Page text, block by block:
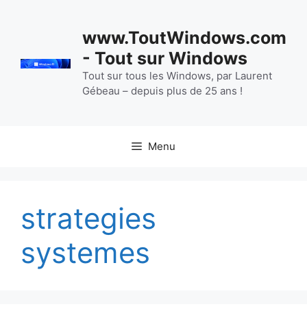
www.ToutWindows.com
- Tout sur Windows
Tout sur tous les Windows, par Laurent
Gébeau – depuis plus de 25 ans !
Menu
strategies
systemes